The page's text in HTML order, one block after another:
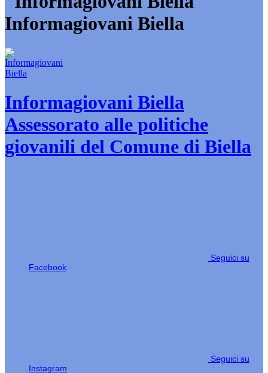
Informagiovani Biella
Informagiovani Biella
Assessorato alle politiche
giovanili del Comune di Biella
Seguici su
Facebook
Seguici su
Instagram